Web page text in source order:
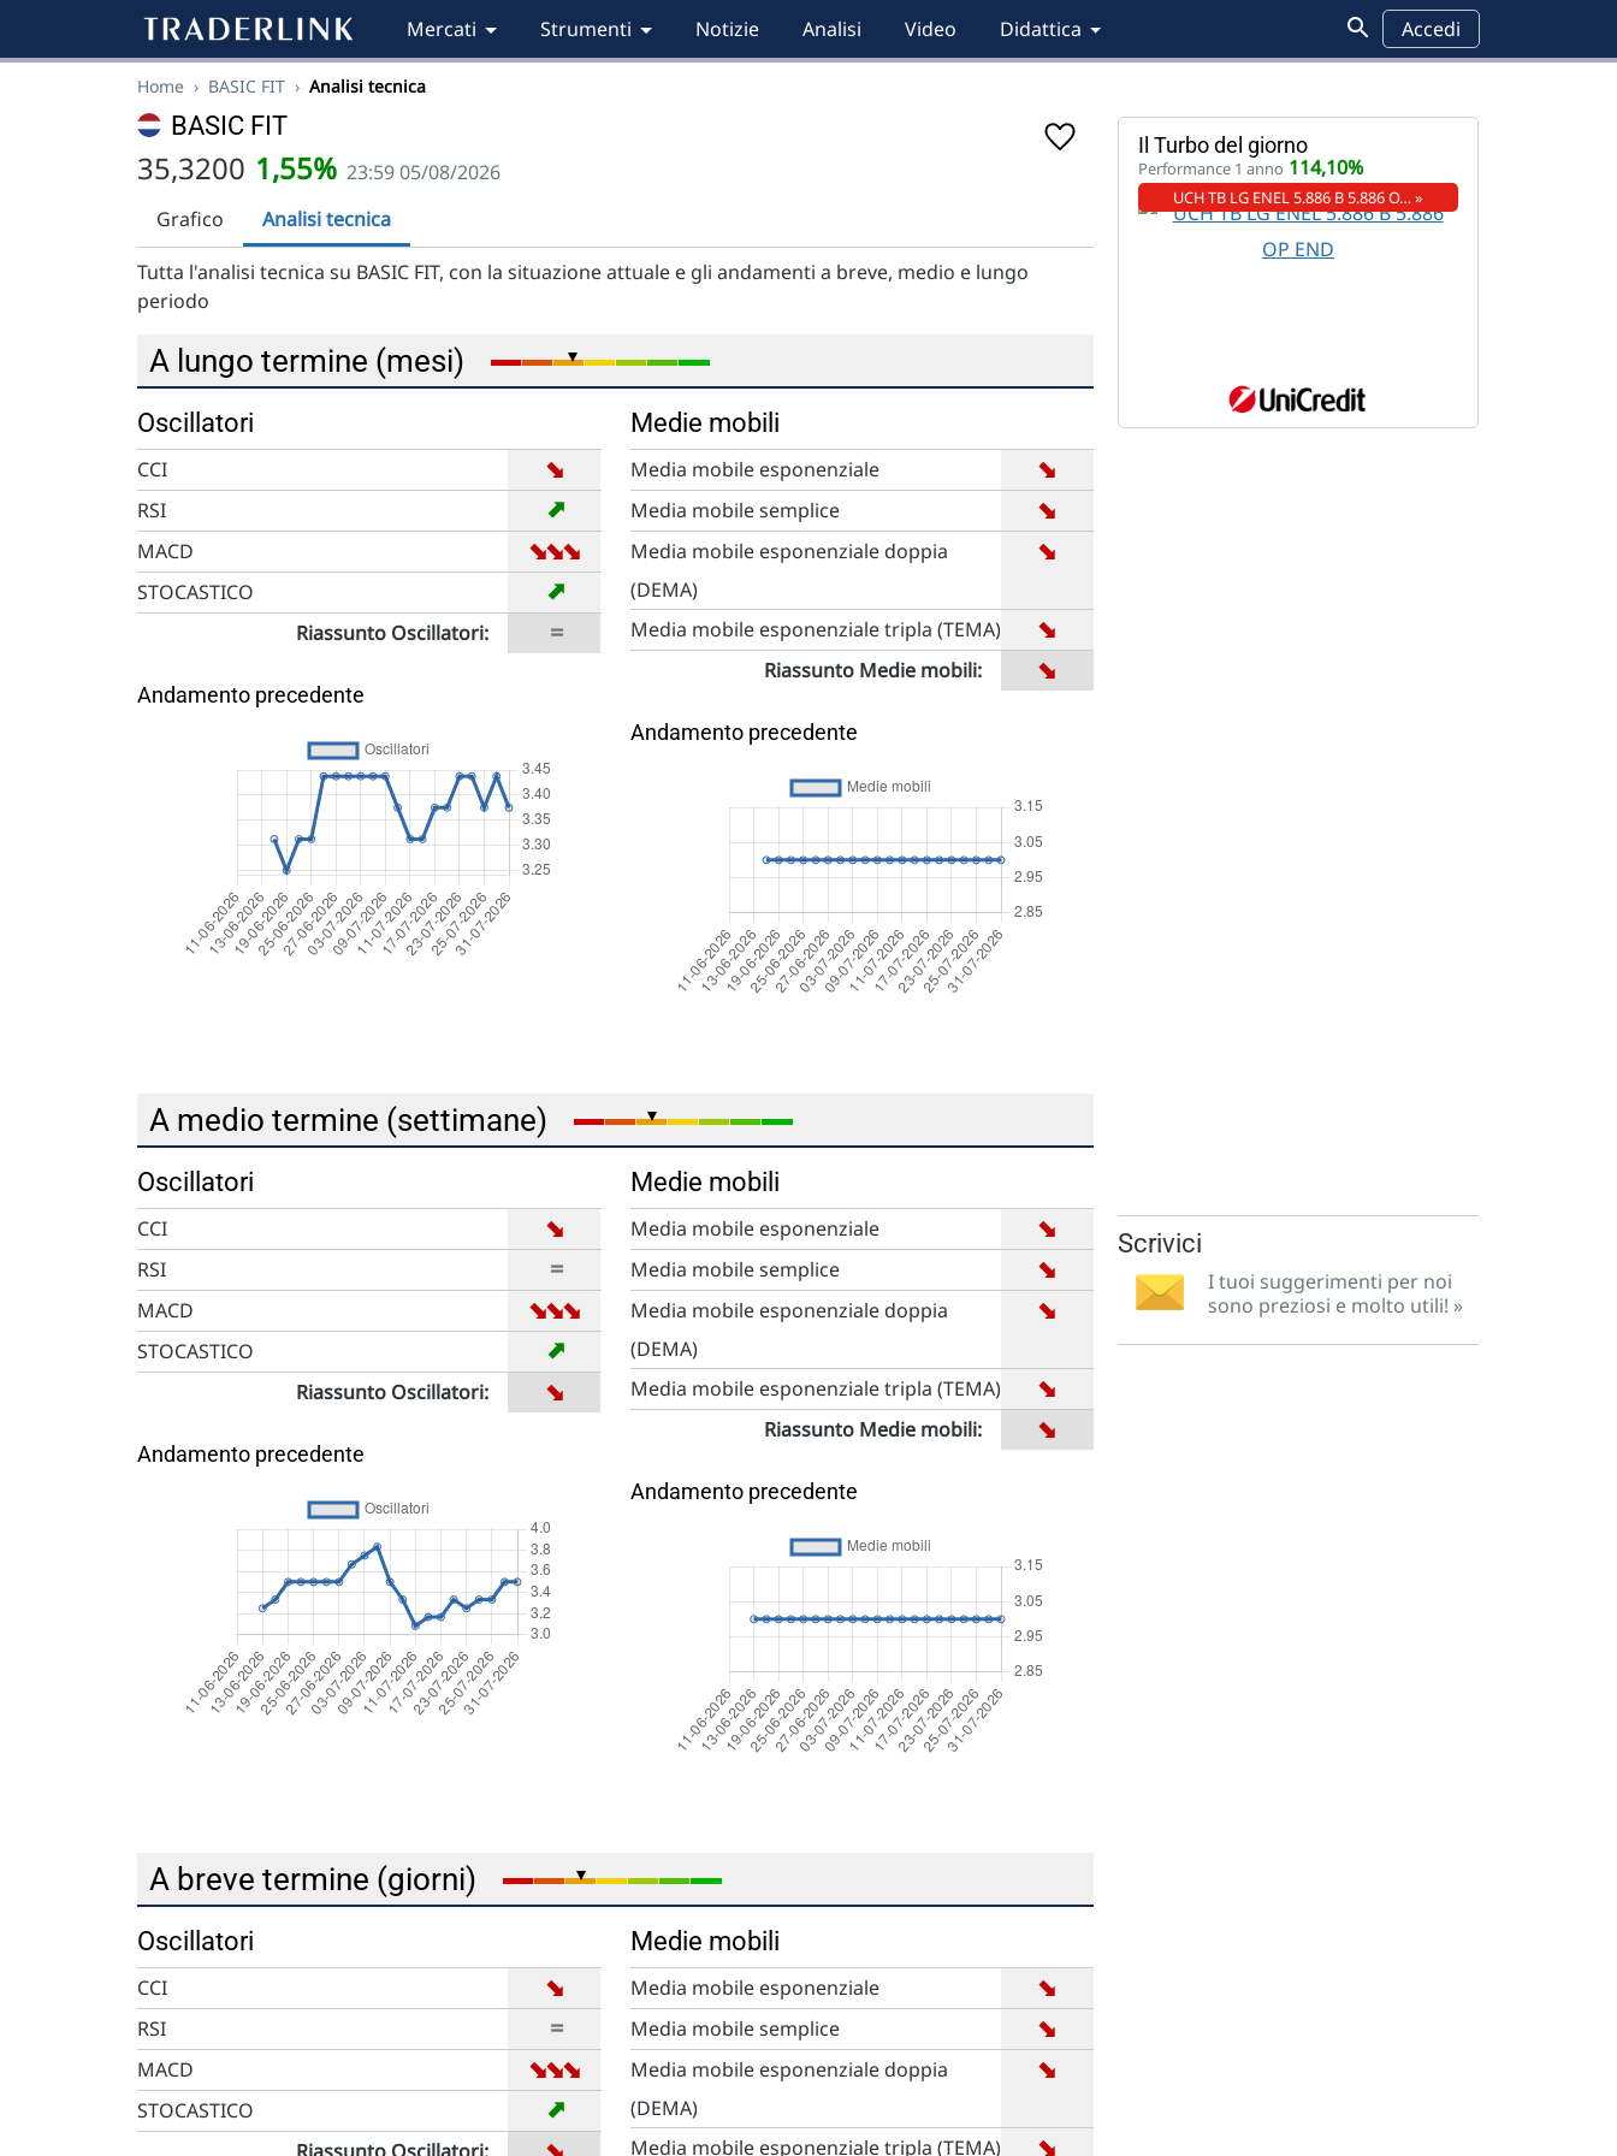
Mercati Strumenti Notizie Analisi Video Didattica Accedi
Home › BASIC FIT › Analisi tecnica
BASIC FIT
35,3200 1,55% 23:59 05/08/2026
Grafico
Analisi tecnica
Tutta l'analisi tecnica su BASIC FIT, con la situazione attuale e gli andamenti a breve, medio e lungo
periodo
A lungo termine (mesi)
Oscillatori
CCI ➡
RSI ➡
MACD ➡
➡
➡
STOCASTICO ➡
Riassunto Oscillatori: =
Andamento precedente
Medie mobili
Media mobile esponenziale ➡
Media mobile semplice ➡
Media mobile esponenziale doppia
(DEMA)
➡
Media mobile esponenziale tripla (TEMA) ➡
Riassunto Medie mobili: ➡
Andamento precedente
A medio termine (settimane)
Oscillatori
CCI ➡
RSI =
MACD ➡
➡
➡
STOCASTICO ➡
Riassunto Oscillatori: ➡
Andamento precedente
Medie mobili
Media mobile esponenziale ➡
Media mobile semplice ➡
Media mobile esponenziale doppia
(DEMA)
➡
Media mobile esponenziale tripla (TEMA) ➡
Riassunto Medie mobili: ➡
Andamento precedente
A breve termine (giorni)
Oscillatori
CCI ➡
RSI =
MACD ➡
➡
➡
STOCASTICO ➡
Medie mobili
Media mobile esponenziale ➡
Media mobile semplice ➡
Media mobile esponenziale doppia
(DEMA)
➡
Media mobile esponenziale tripla (TEMA) ➡
Il Turbo del giorno
Performance 1 anno 114,10%
UCH TB LG ENEL 5.886 B 5.886 O… »
Scrivici
I tuoi suggerimenti per noi
sono preziosi e molto utili! »